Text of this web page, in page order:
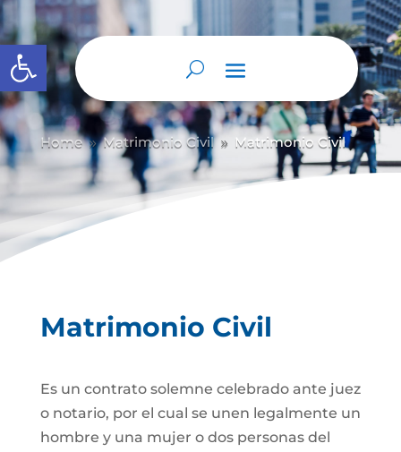
Abrir barra de herramientas
Home 9 Matrimonio Civil 9 Matrimonio Civil
Matrimonio Civil
Es un contrato solemne celebrado ante juez
o notario, por el cual se unen legalmente un
hombre y una mujer o dos personas del